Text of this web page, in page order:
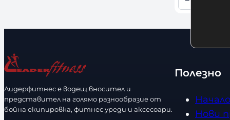
с
К
е
Лидерфитнес е водещ вносител и
представител на голямо разнообразие от
бойна екипировка, фитнес уреди и аксесоари.
Полезно
Начало
Нови